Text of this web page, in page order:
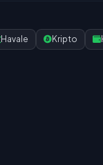
Havale Kripto